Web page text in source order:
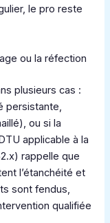
le pro reste
ou la réfection
plusieurs cas :
persistante,
ou si la
applicable à la
rappelle que
l’étanchéité et
sont fendus,
qualifiée